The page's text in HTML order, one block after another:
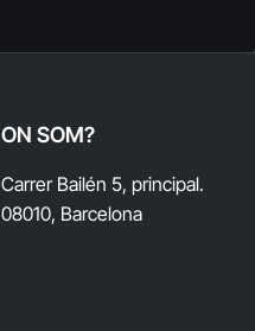
ON SOM?
Carrer Bailén 5, principal.
08010, Barcelona